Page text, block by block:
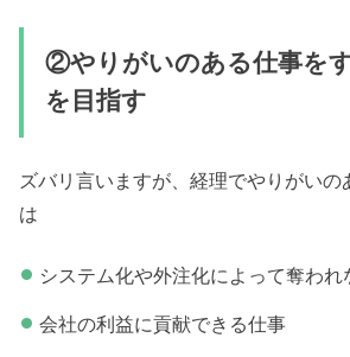
②やりがいのある仕事を
を目指す
ズバリ言いますが、経理でやりがいの
は
システム化や外注化によって奪われ
会社の利益に貢献できる仕事